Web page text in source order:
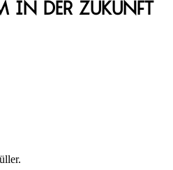
in der Zukunft